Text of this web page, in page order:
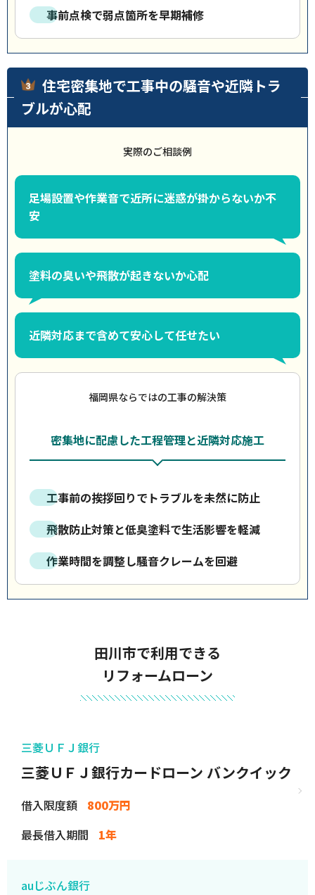
事前点検で弱点箇所を早期補修
住宅密集地で工事中の騒音や近隣トラ
ブルが心配
実際のご相談例
足場設置や作業音で近所に迷惑が掛からないか不
安
塗料の臭いや飛散が起きないか心配
近隣対応まで含めて安心して任せたい
福岡県ならではの工事の解決策
密集地に配慮した工程管理と近隣対応施工
工事前の挨拶回りでトラブルを未然に防止
飛散防止対策と低臭塗料で生活影響を軽減
作業時間を調整し騒音クレームを回避
田川市で利用できる
リフォームローン
三菱ＵＦＪ銀行
三菱ＵＦＪ銀行カードローン バンクイック
借入限度額
800万円
最長借入期間
1年
auじぶん銀行